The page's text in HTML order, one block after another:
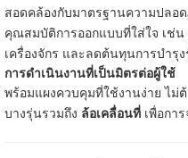
สอดคล้องกับมาตรฐานความปลอ
คุณสมบัติการออกแบบที่ใส่ใจ เช่
เครื่องจักร และลดต้นทุนการบำรุ
การดำเนินงานที่เป็นมิตรต่อผู้ใช้
พร้อมแผงควบคุมที่ใช้งานง่าย ไม่
บางรุ่นรวมถึง ล้อเคลื่อนที่ เพื่อกา